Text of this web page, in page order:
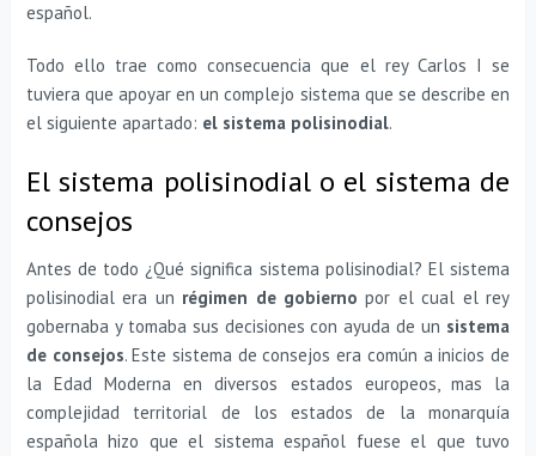
español.
Todo ello trae como consecuencia que el rey Carlos I se
tuviera que apoyar en un complejo sistema que se describe en
el siguiente apartado: el sistema polisinodial.
El sistema polisinodial o el sistema de
consejos
Antes de todo ¿Qué significa sistema polisinodial? El sistema
polisinodial era un régimen de gobierno por el cual el rey
gobernaba y tomaba sus decisiones con ayuda de un sistema
de consejos. Este sistema de consejos era común a inicios de
la Edad Moderna en diversos estados europeos, mas la
complejidad territorial de los estados de la monarquía
española hizo que el sistema español fuese el que tuvo